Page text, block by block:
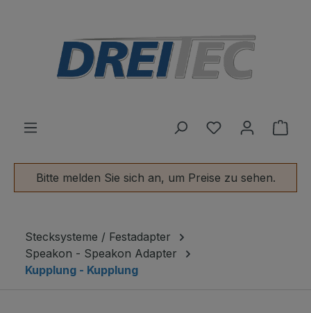
Du hast 0
Bitte melden Sie sich an, um Preise zu sehen.
Stecksysteme / Festadapter
Speakon - Speakon Adapter
Kupplung - Kupplung